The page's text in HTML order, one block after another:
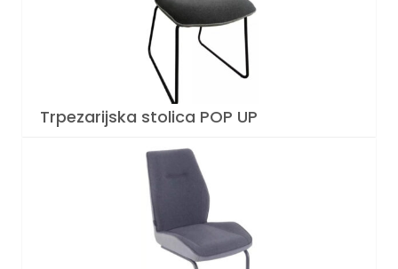
Trpezarijska stolica POP UP